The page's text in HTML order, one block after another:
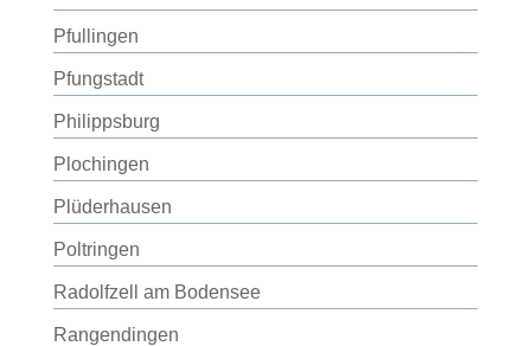
Pfullingen
Pfungstadt
Philippsburg
Plochingen
Plüderhausen
Poltringen
Radolfzell am Bodensee
Rangendingen